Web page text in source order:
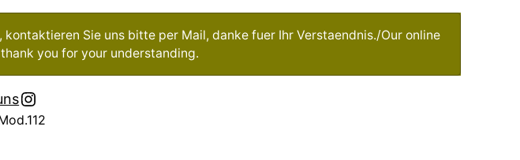
Sie uns bitte per Mail, danke fuer Ihr Verstaendnis./Our online
you for your understanding.
Instagram